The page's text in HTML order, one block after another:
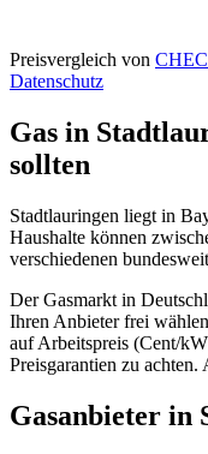
Preisvergleich von
Datenschutz
Gas in
sollten
Stadtlauringen liegt in
Haushalte können
verschiedenen
Der Gasmarkt in
Ihren Anbieter frei
auf Arbeitspreis (Cent/
Preisgarantien zu
Gasanbieter in